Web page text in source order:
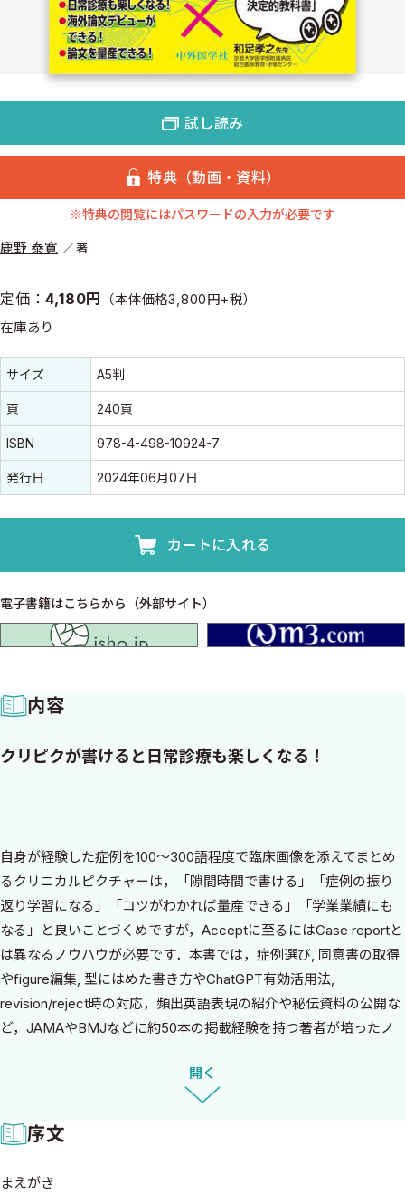
鹿野 泰寛 著
定価：4,180円 （本体価格3,800円+税）
在庫あり
書誌情報
書誌情報
サイズ A5判
頁 240頁
ISBN 978-4-498-10924-7
発行日 2024年06月07日
カートに入れる
電子書籍はこちらから（外部サイト）
試し読み
特典（動画・資料）
※特典の閲覧にはパスワードの入力が必要です
内容
クリピクが書けると日常診療も楽しくなる！
自身が経験した症例を100〜300語程度で臨床画像を添えてまとめ
るクリニカルピクチャーは，「隙間時間で書ける」「症例の振り
返り学習になる」「コツがわかれば量産できる」「学業業績にも
なる」と良いことづくめですが，Acceptに至るにはCase reportと
は異なるノウハウが必要です．本書では，症例選び, 同意書の取得
やfigure編集, 型にはめた書き方やChatGPT有効活用法,
revision/reject時の対応，頻出英語表現の紹介や秘伝資料の公開な
ど，JAMAやBMJなどに約50本の掲載経験を持つ著者が培ったノ
開く
序文
まえがき